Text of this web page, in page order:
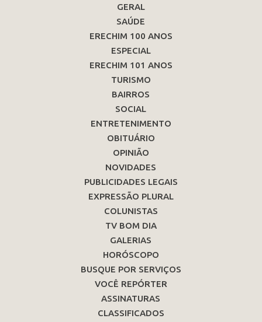
GERAL
SAÚDE
ERECHIM 100 ANOS
ESPECIAL
ERECHIM 101 ANOS
TURISMO
BAIRROS
SOCIAL
ENTRETENIMENTO
OBITUÁRIO
OPINIÃO
NOVIDADES
PUBLICIDADES LEGAIS
EXPRESSÃO PLURAL
COLUNISTAS
TV BOM DIA
GALERIAS
HORÓSCOPO
BUSQUE POR SERVIÇOS
VOCÊ REPÓRTER
ASSINATURAS
CLASSIFICADOS